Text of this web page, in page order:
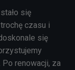
się
czasu i
się
renowacji, za